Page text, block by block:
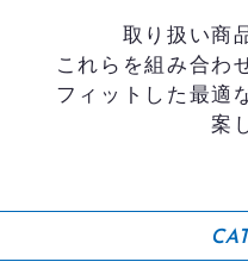
取り扱い商
これらを組み合わ
フィットした最適
案